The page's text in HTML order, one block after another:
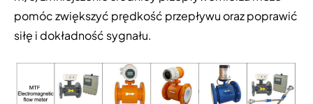
pomóc zwiększyć prędkość przepływu oraz poprawić
siłę i dokładność sygnału.